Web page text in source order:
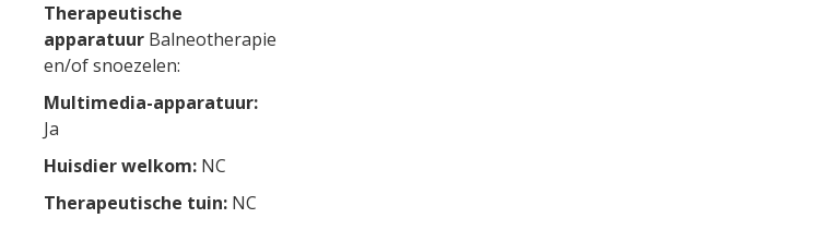
Therapeutische
apparatuurBalneotherapie
en/of snoezelen:
Multimedia-apparatuur:
Ja
Huisdier welkom:NC
Therapeutische tuin:NC